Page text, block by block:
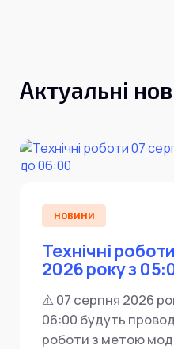
Актуальні
НОВИНИ
Технічні
2026 року з
⚠️ 07 серпня 2026
06:00 будуть
роботи з метою